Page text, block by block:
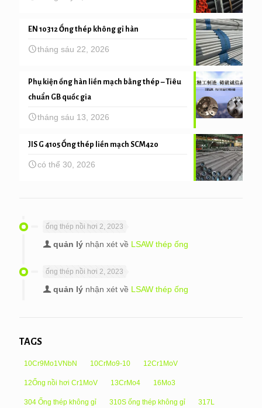
EN 10312 Ống thép không gỉ hàn
tháng sáu 22, 2026
Phụ kiện ống hàn liền mạch bằng thép – Tiêu
chuẩn GB quốc gia
tháng sáu 13, 2026
JIS G 4105 Ống thép liền mạch SCM420
có thể 30, 2026
ống thép nồi hơi 2, 2023
quản lý nhận xét về LSAW thép ống
ống thép nồi hơi 2, 2023
quản lý nhận xét về LSAW thép ống
TAGS
10Cr9Mo1VNbN 10CrMo9-10 12Cr1MoV
12Ống nồi hơi Cr1MoV 13CrMo4 16Mo3
304 Ống thép không gỉ 310S ống thép không gỉ 317L